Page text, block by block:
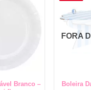
Branco –
FORA
Boleira